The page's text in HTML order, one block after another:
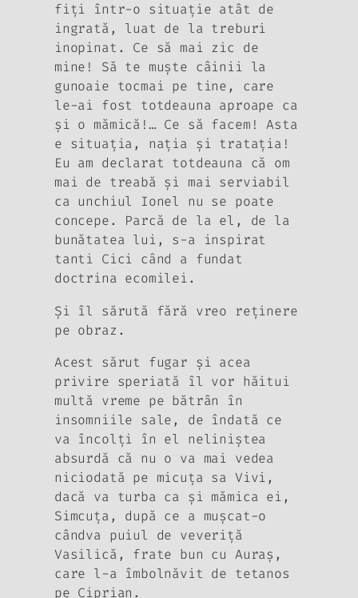
fiţi într-o situaţie atât de
ingrată, luat de la treburi
inopinat. Ce să mai zic de
mine! Să te muşte câinii la
gunoaie tocmai pe tine, care
le-ai fost totdeauna aproape ca
şi o mămică!… Ce să facem! Asta
e situaţia, naţia şi trataţia!
Eu am declarat totdeauna că om
mai de treabă şi mai serviabil
ca unchiul Ionel nu se poate
concepe. Parcă de la el, de la
bunătatea lui, s-a inspirat
tanti Cici când a fundat
doctrina ecomilei.
Şi îl sărută fără vreo reţinere
pe obraz.
Acest sărut fugar şi acea
privire speriată îl vor hăitui
multă vreme pe bătrân în
insomniile sale, de îndată ce
va încolţi în el neliniştea
absurdă că nu o va mai vedea
niciodată pe micuţa sa Vivi,
dacă va turba ca şi mămica ei,
Simcuţa, după ce a muşcat-o
cândva puiul de veveriţă
Vasilică, frate bun cu Auraş,
care l-a îmbolnăvit de tetanos
pe Ciprian.